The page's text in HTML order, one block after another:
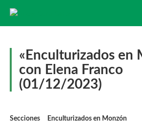
«Enculturizados en
con Elena Franco
(01/12/2023)
Secciones Enculturizados en Monzón